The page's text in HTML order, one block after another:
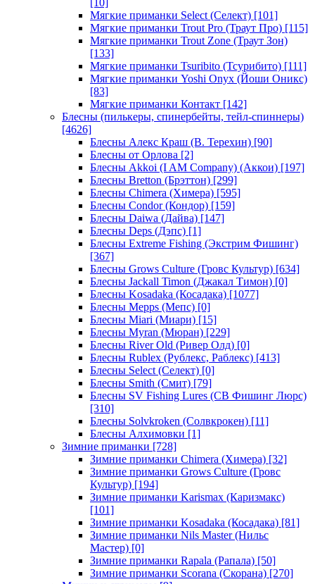
[10]
Мягкие приманки Select (Селект) [101]
Мягкие приманки Trout Pro (Траут Про) [115]
Мягкие приманки Trout Zone (Траут Зон)
[133]
Мягкие приманки Tsuribito (Тсурибито) [111]
Мягкие приманки Yoshi Onyx (Йоши Оникс)
[83]
Мягкие приманки Контакт [142]
Блесны (пилькеры, спинербейты, тейл-спиннеры)
[4626]
Блесны Алекс Краш (В. Терехин) [90]
Блесны от Орлова [2]
Блесны Akkoi (I AM Company) (Аккои) [197]
Блесны Bretton (Брэттон) [299]
Блесны Chimera (Химера) [595]
Блесны Condor (Кондор) [159]
Блесны Daiwa (Дайва) [147]
Блесны Deps (Дэпс) [1]
Блесны Extreme Fishing (Экстрим Фишинг)
[367]
Блесны Grows Culture (Гровс Культур) [634]
Блесны Jackall Timon (Джакал Тимон) [0]
Блесны Kosadaka (Косадака) [1077]
Блесны Mepps (Мепс) [0]
Блесны Miari (Миари) [15]
Блесны Myran (Мюран) [229]
Блесны River Old (Ривер Олд) [0]
Блесны Rublex (Рублекс, Раблекс) [413]
Блесны Select (Селект) [0]
Блесны Smith (Смит) [79]
Блесны SV Fishing Lures (СВ Фишинг Люрс)
[310]
Блесны Solvkroken (Солвкрокен) [11]
Блесны Алхимовки [1]
Зимние приманки [728]
Зимние приманки Chimera (Химера) [32]
Зимние приманки Grows Culture (Гровс
Культур) [194]
Зимние приманки Karismax (Каризмакс)
[101]
Зимние приманки Kosadaka (Косадака) [81]
Зимние приманки Nils Master (Нильс
Мастер) [0]
Зимние приманки Rapala (Рапала) [50]
Зимние приманки Scorana (Скорана) [270]